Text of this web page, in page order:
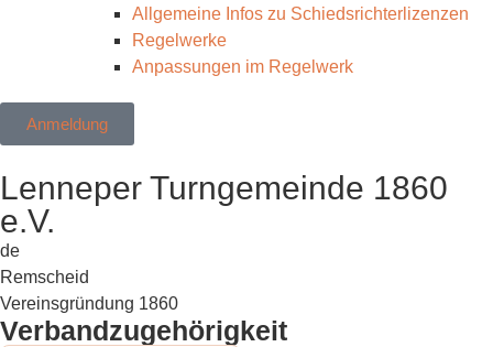
Allgemeine Infos zu Schiedsrichterlizenzen
Regelwerke
Anpassungen im Regelwerk
Anmeldung
Lenneper Turngemeinde 1860
e.V.
de
Remscheid
Vereinsgründung 1860
Verbandzugehörigkeit